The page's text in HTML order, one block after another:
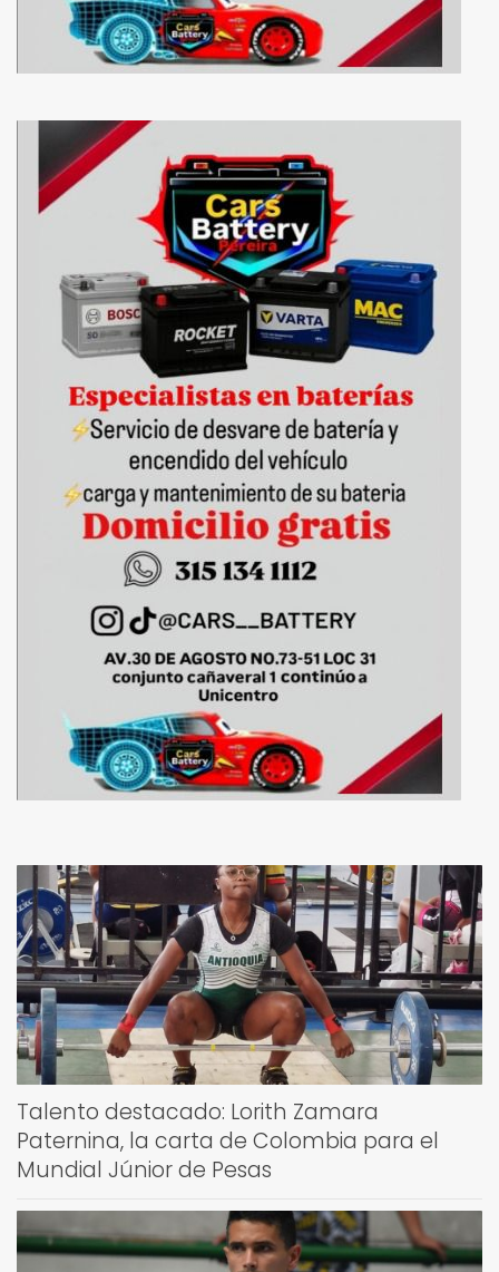
Talento destacado: Lorith Zamara
Paternina, la carta de Colombia para el
Mundial Júnior de Pesas